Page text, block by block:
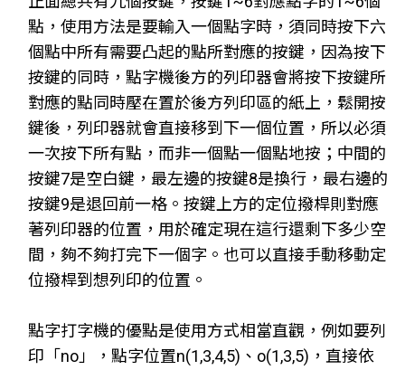
點，使用方法是要輸入一個點字時，須同時按下六
個點中所有需要凸起的點所對應的按鍵，因為按下
按鍵的同時，點字機後方的列印器會將按下按鍵所
對應的點同時壓在置於後方列印區的紙上，鬆開按
鍵後，列印器就會直接移到下一個位置，所以必須
一次按下所有點，而非一個點一個點地按；中間的
按鍵7是空白鍵，最左邊的按鍵8是換行，最右邊的
按鍵9是退回前一格。按鍵上方的定位撥桿則對應
著列印器的位置，用於確定現在這行還剩下多少空
間，夠不夠打完下一個字。也可以直接手動移動定
位撥桿到想列印的位置。
點字打字機的優點是使用方式相當直觀，例如要列
印「no」，點字位置n(1,3,4,5)、o(1,3,5)，直接依